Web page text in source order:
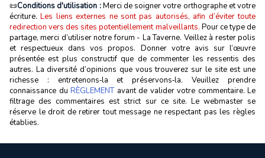
📜Conditions d'utilisation :Merci de soigner votre orthographe et votre
écriture.Les liens externes ne sont pas autorisés, afin d’éviter toute
redirection vers des sites potentiellement malveillants. Pour ce type de
partage, merci d’utiliser notre forum - La Taverne. Veillez à rester polis
et respectueux dans vos propos. Donner votre avis sur l’œuvre
présentée est plus constructif que de commenter les ressentis des
autres. La diversité d’opinions que vous trouverez sur le site est une
richesse : entretenons‑la et préservons‑la. Veuillez prendre
connaissance du RÈGLEMENTavant de valider votre commentaire. Le
filtrage des commentaires est strict sur ce site. Le webmaster se
réserve le droit de retirer tout message ne respectant pas les règles
établies.